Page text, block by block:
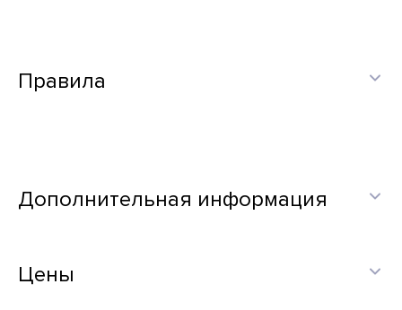
Правила
Дополнительная информация
Цены